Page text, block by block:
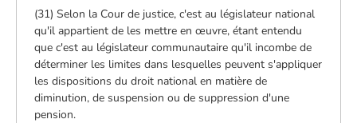
(31) Selon la Cour de justice, c'est au législateur national
qu'il appartient de les mettre en œuvre, étant entendu
que c'est au législateur communautaire qu'il incombe de
déterminer les limites dans lesquelles peuvent s'appliquer
les dispositions du droit national en matière de
diminution, de suspension ou de suppression d'une
pension.